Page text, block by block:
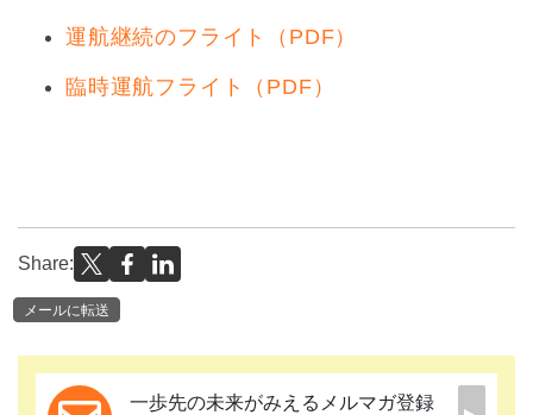
運航継続のフライト（PDF）
臨時運航フライト（PDF）
Share:
メールに転送
一歩先の未来がみえるメルマガ登録